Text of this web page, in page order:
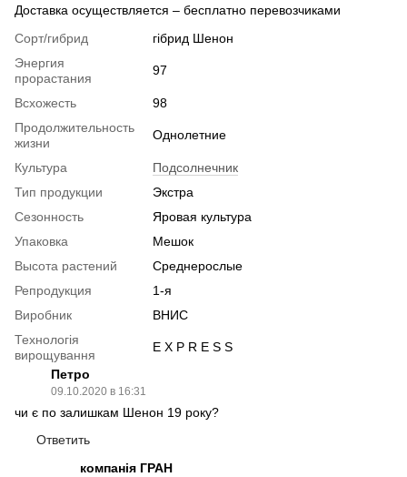
Доставка осуществляется – бесплатно перевозчиками
Сорт/гибрид
гібрид Шенон
Энергия
прорастания
97
Всхожесть
98
Продолжительность
жизни
Однолетние
Культура
Подсолнечник
Тип продукции
Экстра
Сезонность
Яровая культура
Упаковка
Мешок
Высота растений
Среднерослые
Репродукция
1-я
Виробник
ВНИС
Технологія
вирощування
E X P R E S S
Петро
09.10.2020 в 16:31
чи є по залишкам Шенон 19 року?
Ответить
компанія ГРАН